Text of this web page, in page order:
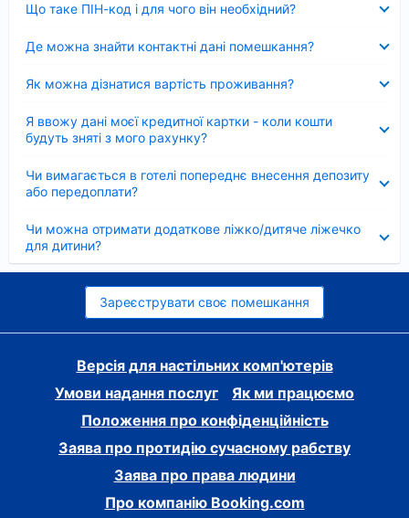
Що таке ПІН-код і для чого він необхідний?
Де можна знайти контактні дані помешкання?
Як можна дізнатися вартість проживання?
Я ввожу дані моєї кредитної картки - коли кошти
будуть зняті з мого рахунку?
Чи вимагається в готелі попереднє внесення депозиту
або передоплати?
Чи можна отримати додаткове ліжко/дитяче ліжечко
для дитини?
Зареєструвати своє помешкання
Версія для настільних комп'ютерів
Умови надання послуг
Як ми працюємо
Положення про конфіденційність
Заява про протидію сучасному рабству
Заява про права людини
Про компанію Booking.com